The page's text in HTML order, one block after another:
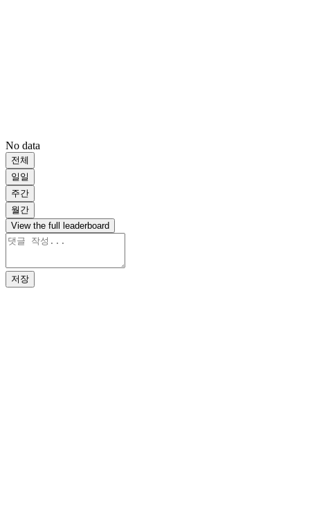
No data
전체
일일
주간
월간
View the full leaderboard
저장